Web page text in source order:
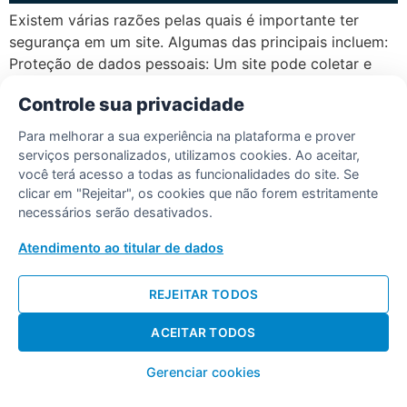
Existem várias razões pelas quais é importante ter
segurança em um site. Algumas das principais incluem:
Proteção de dados pessoais: Um site pode coletar e
nomes, endereços de e-mail e números de cartão de
crédito. É importante garantir que esses dados estejam
protegidos contra acesso não autorizado. Prevenção de
[…]
Desenvolvido por Diogo Soares
Controle sua privacidade
Para melhorar a sua experiência na plataforma e prover
serviços personalizados, utilizamos cookies. Ao aceitar,
você terá acesso a todas as funcionalidades do site. Se
clicar em "Rejeitar", os cookies que não forem estritamente
necessários serão desativados.
Atendimento ao titular de dados
Gerenciar cookies
REJEITAR TODOS
ACEITAR TODOS